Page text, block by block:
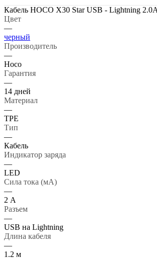
Кабель HOCO X30 Star USB - Lightning
Цвет
—
черный
Производитель
—
Hoco
Гарантия
—
14 дней
Материал
—
TPE
Тип
—
Кабель
Индикатор заряда
—
LED
Сила тока (мА)
—
2 А
Разъем
—
USB на Lightning
Длина кабеля
—
1.2 м